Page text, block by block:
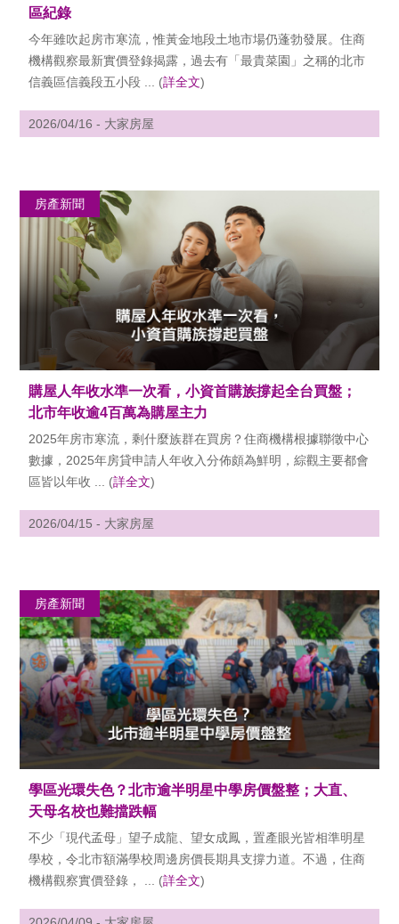
區紀錄
今年雖吹起房市寒流，惟黃金地段土地市場仍蓬勃發展。住商
機構觀察最新實價登錄揭露，過去有「最貴菜園」之稱的北市
信義區信義段五小段 ... (詳全文)
2026/04/16 - 大家房屋
房產新聞
購屋人年收水準一次看，小資首購族撐起全台買盤；
北市年收逾4百萬為購屋主力
2025年房市寒流，剩什麼族群在買房？住商機構根據聯徵中心
數據，2025年房貸申請人年收入分佈頗為鮮明，綜觀主要都會
區皆以年收 ... (詳全文)
2026/04/15 - 大家房屋
房產新聞
學區光環失色？北市逾半明星中學房價盤整；大直、
天母名校也難擋跌幅
不少「現代孟母」望子成龍、望女成鳳，置產眼光皆相準明星
學校，令北市額滿學校周邊房價長期具支撐力道。不過，住商
機構觀察實價登錄， ... (詳全文)